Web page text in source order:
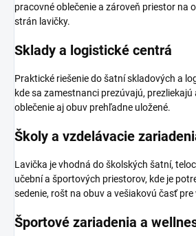
pracovné oblečenie a zároveň priestor na
strán lavičky.
Sklady a logistické centrá
Praktické riešenie do šatní skladových a
kde sa zamestnanci prezúvajú,
oblečenie aj obuv prehľadne uložené.
Školy a vzdelávacie
Lavička je vhodná do školských šatní,
učební a športových priestorov, kde je
sedenie, rošt na obuv a vešiakovú časť
Športové zariadenia a